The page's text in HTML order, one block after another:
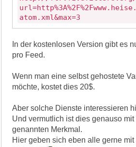
atom.xml&max=3
In der kostenlosen Version gibt es
pro Feed.
Wenn man eine selbst gehostete
möchte, kostet dies 20$.
Aber solche Dienste interessieren
Und vermutlich ist dies genauso mit
genannten Merkmal.
Hier geben sich eben alle gerne mit